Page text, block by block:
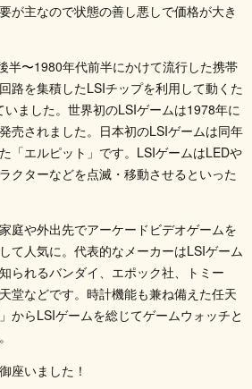
が主なので状態の善し悪しで価格が大き
〜1980年代前半にかけて流行した携帯
路を集積したLSIチップを利用して動くた
ました。世界初のLSIゲームは1978年に
売されました。日本初のLSIゲームは同年
「エルピット」です。LSIゲームはLEDや
クターなどを点滅・移動させるといった
庭や外出先でアーケードビデオゲームを
て人気に。代表的なメーカーはLSIゲーム
られるバンダイ、エポック社、トミー
堂などです。時計機能も兼ね備えた任天
からLSIゲームを総じてゲームウォッチと
座いました！